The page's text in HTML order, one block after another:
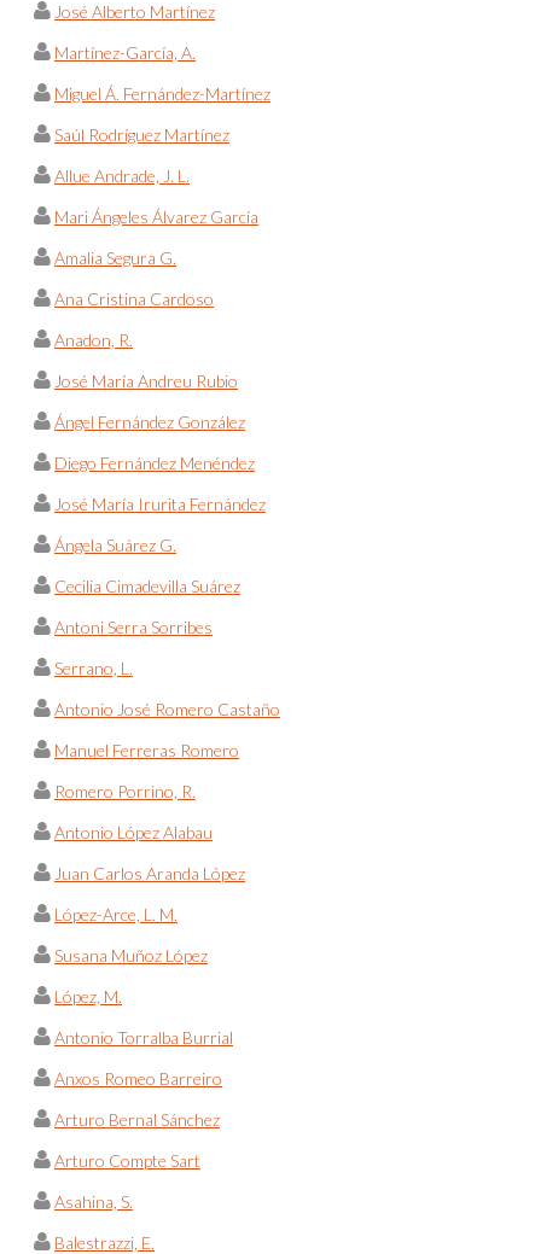
José Alberto Martínez
Martínez-García, A.
Miguel Á. Fernández-Martínez
Saúl Rodríguez Martínez
Allue Andrade, J. L.
Mari Ángeles Álvarez García
Amalia Segura G.
Ana Cristina Cardoso
Anadon, R.
José María Andreu Rubio
Ángel Fernández González
Diego Fernández Menéndez
José María Irurita Fernández
Ángela Suárez G.
Cecilia Cimadevilla Suárez
Antoni Serra Sorribes
Serrano, L.
Antonio José Romero Castaño
Manuel Ferreras Romero
Romero Porrino, R.
Antonio López Alabau
Juan Carlos Aranda López
López-Arce, L. M.
Susana Muñoz López
López, M.
Antonio Torralba Burrial
Anxos Romeo Barreiro
Arturo Bernal Sánchez
Arturo Compte Sart
Asahina, S.
Balestrazzi, E.